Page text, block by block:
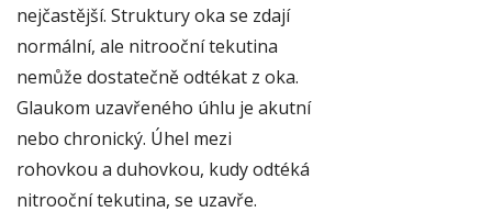
nejčastější. Struktury oka se zdají
normální, ale nitrooční tekutina
nemůže dostatečně odtékat z oka.
Glaukom uzavřeného úhlu je akutní
nebo chronický. Úhel mezi
rohovkou a duhovkou, kudy odtéká
nitrooční tekutina, se uzavře.